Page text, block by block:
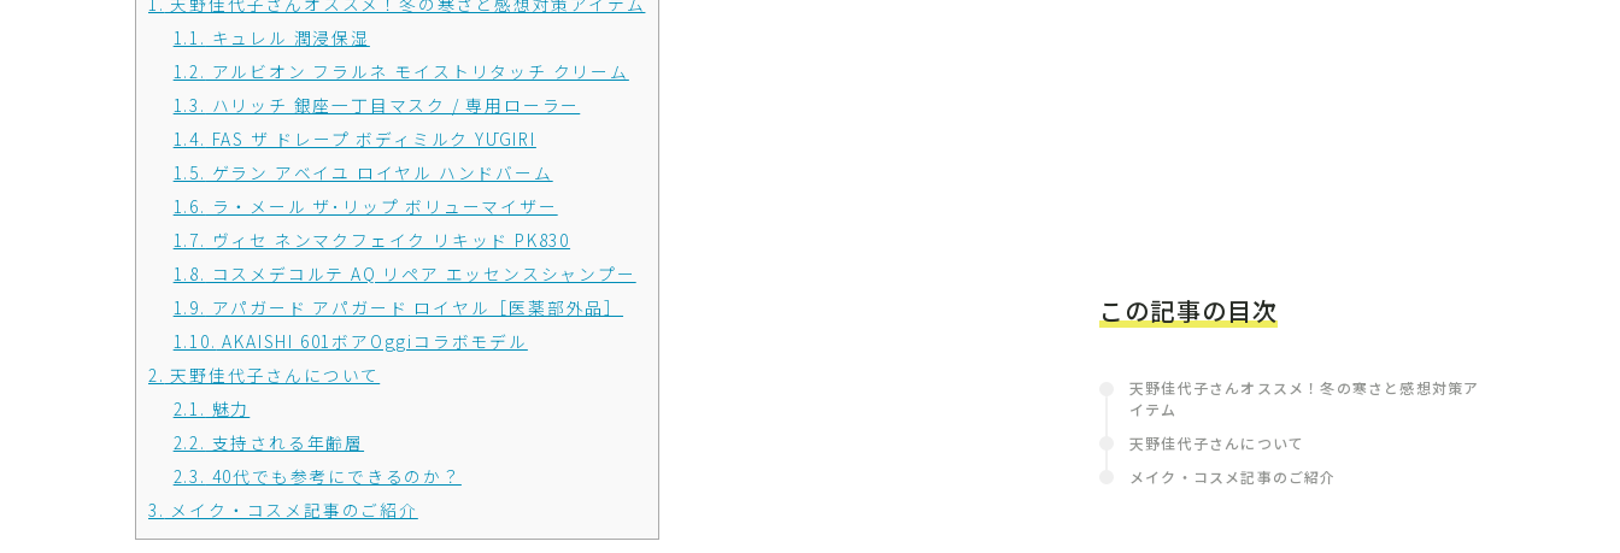
1.1. キュレル 潤浸保湿
1.2. アルビオン フラルネ モイストリタッチ クリーム
1.3. ハリッチ 銀座一丁目マスク / 専用ローラー
1.4. FAS ザ ドレープ ボディミルク YŪGIRI
1.5. ゲラン アベイユ ロイヤル ハンドバーム
1.6. ラ・メール ザ･リップ ボリューマイザー
1.7. ヴィセ ネンマクフェイク リキッド PK830
1.8. コスメデコルテ AQ リペア エッセンスシャンプー
1.9. アパガード アパガード ロイヤル［医薬部外品］
1.10. AKAISHI 601ボアOggiコラボモデル
2. 天野佳代子さんについて
2.1. 魅力
2.2. 支持される年齢層
2.3. 40代でも参考にできるのか？
3. メイク・コスメ記事のご紹介
この記事の目次
天野佳代子さんオススメ！冬の寒さと感想対策ア
イテム
天野佳代子さんについて
メイク・コスメ記事のご紹介